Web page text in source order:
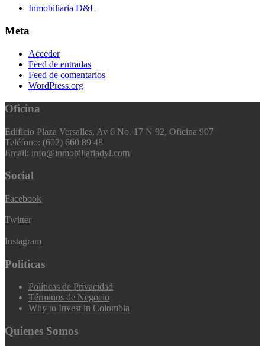
Inmobiliaria D&L
Meta
Acceder
Feed de entradas
Feed de comentarios
WordPress.org
Oficina
Edificio Plaza Versalles, Av 6 No. 17 N 92, Oficina 907
Teléfono: (602) 660 89 48
Email: info@inmobiliariadyl.com
Social
Facebook
Twitter
Instagram
Politicas
Políticas de Privacidad
Términos de Negocio
Why to Invest in Colombia
Quienes Somos